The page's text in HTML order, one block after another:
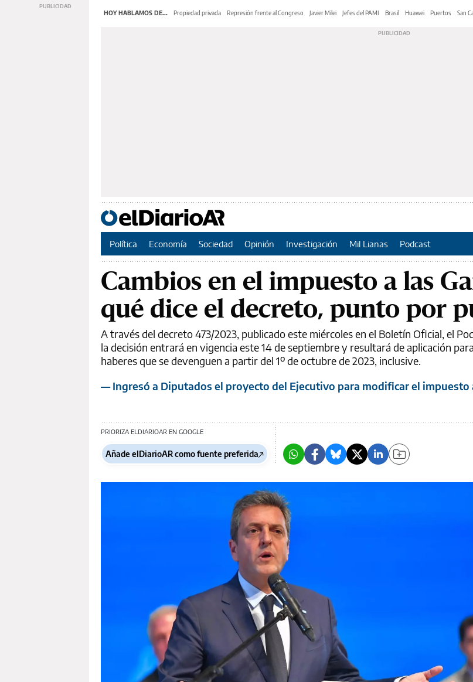
HOY HABLAMOS DE... Propiedad privada Represión frente al Congreso Javier Milei Jefes del PAMI Brasil Huawei Puertos San
Política Economía Sociedad Opinión Investigación Mil Lianas Podcast
Cambios en el impuesto a las
qué dice el decreto, punto por
A través del decreto 473/2023, publicado este miércoles en el Boletín Oficial, el
la decisión entrará en vigencia este 14 de septiembre y resultará de aplicación
haberes que se devenguen a partir del 1º de octubre de 2023, inclusive.
— Ingresó a Diputados el proyecto del Ejecutivo para modificar el impuesto
PRIORIZA ELDIARIOAR EN GOOGLE
Añade elDiarioAR como fuente preferida